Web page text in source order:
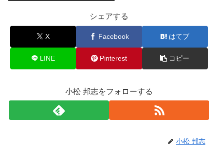
シェアする
X Facebook はてブ
LINE Pinterest コピー
小松 邦志をフォローする
小松 邦志